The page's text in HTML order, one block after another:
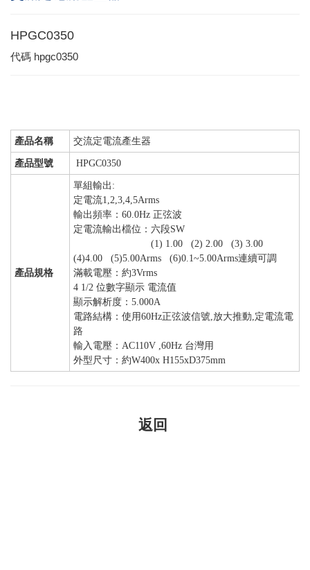
HPGC0350
代碼 hpgc0350
產品名稱 交流定電流產生器
產品型號 HPGC0350
產品規格
單組輸出:
定電流1,2,3,4,5Arms
輸出頻率：60.0Hz 正弦波
定電流輸出檔位：六段SW
(1) 1.00 (2) 2.00 (3) 3.00
(4)4.00 (5)5.00Arms (6)0.1~5.00Arms連續可調
滿載電壓：約3Vrms
4 1/2 位數字顯示 電流值
顯示解析度：5.000A
電路結構：使用60Hz正弦波信號,放大推動,定電流電
路
輸入電壓：AC110V ,60Hz 台灣用
外型尺寸：約W400x H155xD375mm